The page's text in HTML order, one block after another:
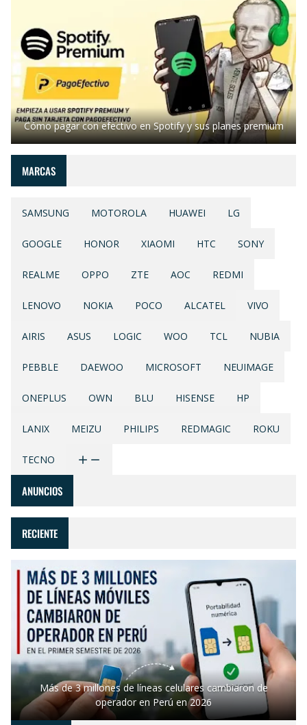
Cómo pagar con efectivo en Spotify y sus planes premium
MARCAS
SAMSUNG MOTOROLA HUAWEI LG
GOOGLE HONOR XIAOMI HTC SONY
REALME OPPO ZTE AOC REDMI
LENOVO NOKIA POCO ALCATEL VIVO
AIRIS ASUS LOGIC WOO TCL NUBIA
PEBBLE DAEWOO MICROSOFT NEUIMAGE
ONEPLUS OWN BLU HISENSE HP
LANIX MEIZU PHILIPS REDMAGIC ROKU
TECNO
ANUNCIOS
RECIENTE
Más de 3 millones de líneas celulares cambiaron de
operador en Perú en 2026